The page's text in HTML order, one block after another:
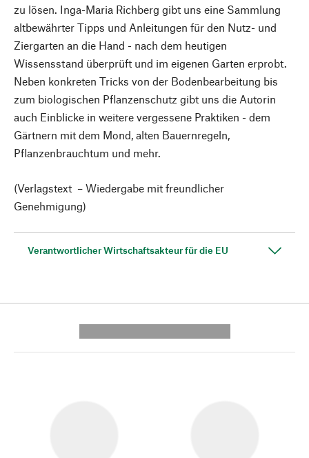
zu lösen. Inga-Maria Richberg gibt uns eine Sammlung
altbewährter Tipps und Anleitungen für den Nutz- und
Ziergarten an die Hand - nach dem heutigen
Wissensstand überprüft und im eigenen Garten erprobt.
Neben konkreten Tricks von der Bodenbearbeitung bis
zum biologischen Pflanzenschutz gibt uns die Autorin
auch Einblicke in weitere vergessene Praktiken - dem
Gärtnern mit dem Mond, alten Bauernregeln,
Pflanzenbrauchtum und mehr.
(Verlagstext – Wiedergabe mit freundlicher
Genehmigung)
Verantwortlicher Wirtschaftsakteur für die EU